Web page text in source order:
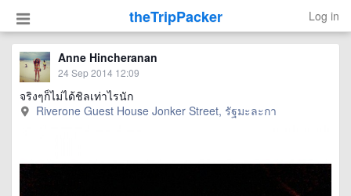
theTripPacker Log in
Anne Hincheranan
24 Sep 2014 12:09
จริงๆก็ไม่ได้ชิลเท่าไรนัก
Riverone Guest House Jonker Street, รัฐมะละกา